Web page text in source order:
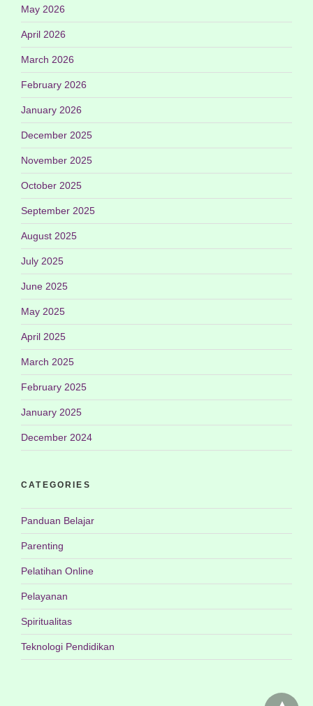
May 2026
April 2026
March 2026
February 2026
January 2026
December 2025
November 2025
October 2025
September 2025
August 2025
July 2025
June 2025
May 2025
April 2025
March 2025
February 2025
January 2025
December 2024
CATEGORIES
Panduan Belajar
Parenting
Pelatihan Online
Pelayanan
Spiritualitas
Teknologi Pendidikan